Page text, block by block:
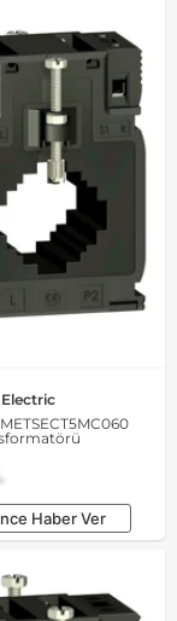
Haber Ver